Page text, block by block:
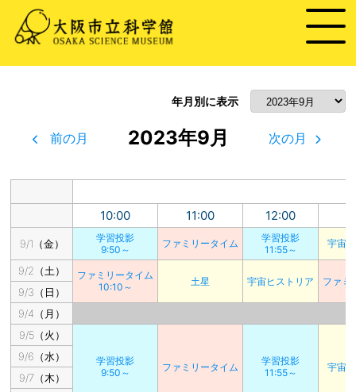
年月別に表示
前の月 2023年9月 次の月
10:00 11:00 12:00
9/1（金）
学習投影
9:50～
ファミリータイム
学習投影
11:55～
宇宙
9/2（土）
ファミリータイム
10:10～
土星 宇宙ヒストリア ファミ
9/3（日）
9/4（月）
9/5（火）
学習投影
9:50～
ファミリータイム
学習投影
11:55～
宇宙
9/6（水）
9/7（木）